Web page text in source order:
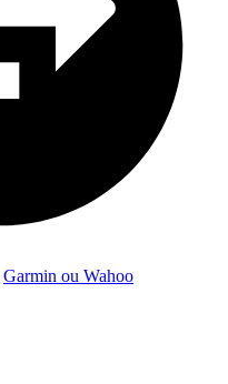
Garmin ou Wahoo